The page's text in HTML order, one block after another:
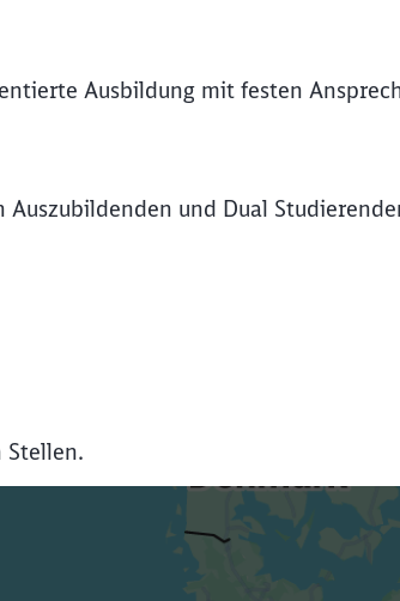
Ausbildung mit festen
und Dual
Stellen.